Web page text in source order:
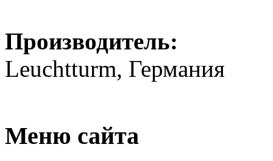
Производитель:
Leuchtturm, Германия
Меню сайта